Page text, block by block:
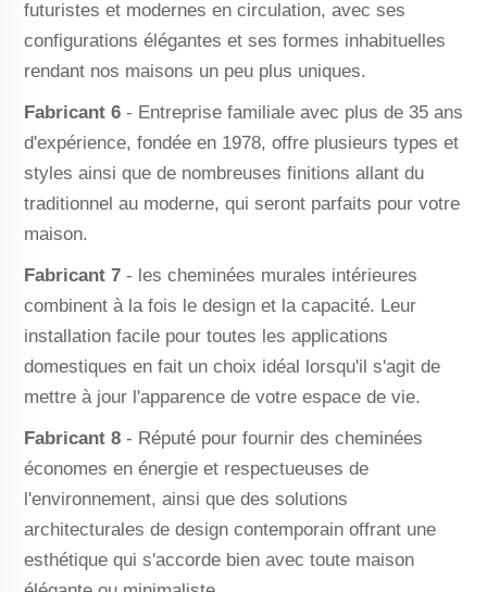
futuristes et modernes en circulation, avec ses
configurations élégantes et ses formes inhabituelles
rendant nos maisons un peu plus uniques.
Fabricant 6 - Entreprise familiale avec plus de 35 ans
d'expérience, fondée en 1978, offre plusieurs types et
styles ainsi que de nombreuses finitions allant du
traditionnel au moderne, qui seront parfaits pour votre
maison.
Fabricant 7 - les cheminées murales intérieures
combinent à la fois le design et la capacité. Leur
installation facile pour toutes les applications
domestiques en fait un choix idéal lorsqu'il s'agit de
mettre à jour l'apparence de votre espace de vie.
Fabricant 8 - Réputé pour fournir des cheminées
économes en énergie et respectueuses de
l'environnement, ainsi que des solutions
architecturales de design contemporain offrant une
esthétique qui s'accorde bien avec toute maison